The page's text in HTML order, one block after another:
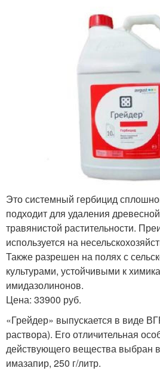
Это системный гербицид
подходит для удаления
травянистой растительности.
используется на
Также разрешен на полях с
культурами, устойчивыми к
имидазолинонов.
Цена: 33900 руб.
«Грейдер» выпускается в виде
раствора). Его отличительная
действующего вещества выбран
имазапир, 250 г/литр.